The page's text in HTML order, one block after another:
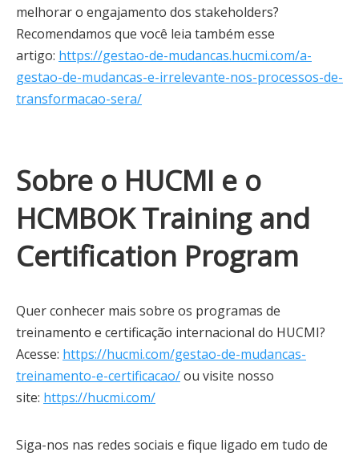
melhorar o engajamento dos stakeholders?
Recomendamos que você leia também esse
artigo: https://gestao-de-mudancas.hucmi.com/a-
gestao-de-mudancas-e-irrelevante-nos-processos-de-
transformacao-sera/
Sobre o HUCMI e o
HCMBOK Training and
Certification Program
Quer conhecer mais sobre os programas de
treinamento e certificação internacional do HUCMI?
Acesse: https://hucmi.com/gestao-de-mudancas-
treinamento-e-certificacao/ou visite nosso
site: https://hucmi.com/
Siga-nos nas redes sociais e fique ligado em tudo de